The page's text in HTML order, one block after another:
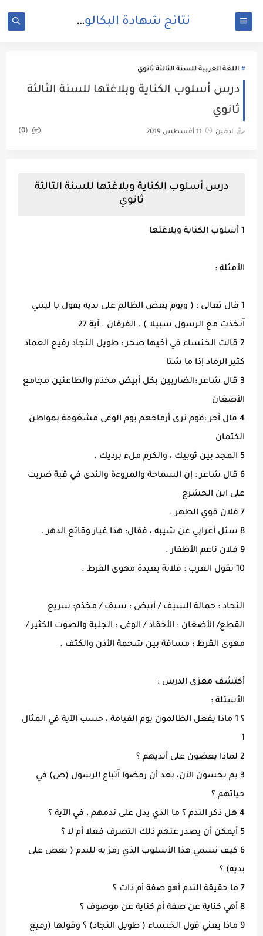
نتائج شهادة البكالوريا 2025 | bac.onec.dz
اللغة العربية للسنة الثالثة ثانوي
درس أسلوب الكناية وبلاغتها للسنة الثالثة
ثانوي
ادمين 11 أغسطس 2019 (0)
درس أسلوب الكناية وبلاغتها للسنة الثالثة
ثانوي
1 أسلوب الكناية وبلاغتها
الأمثلة :
1 قال تعالى : ( ويوم يعض الظالم على يديه يقول يا ليتني
اّتخذت مع الرسول سبيلا ) . الفرقان . آية 27
2 قالت الخنساء في أخيها صخر : طويل النجاد رفيع العماد
كثير الرماد إذا ما شتا
3 قال شاعر :الضاربين بكل أبيض مخذم والطاعنين مجامع
الأضغان
4 قال آخر :قوم ترى أرماحهم يوم الوغى مشغوفة بمواطن
الكتمان
5 المجد بين ثوبيك ، والكرم ملء برديك .
6 قال شاعر : إن السماحة والمروءة والندى في قبة ضربت
على ابن الحشرج
7 فلان قوي الظهر .
8 سئل أعرابي عن شيبه ، فقال: هذا غبار وقائع الدهر .
9 فلان ناعم الأظفار .
10 تقول العرب : فلانة بعيدة مهوى القرط .
النجاد : حمالة السيف / أبيض : سيف / مخذم: سريع
القطع/ الأضغان : الأحقاد / الوغى : الجلبة والصوت الكثير /
مهوى القرط : مسافة بين شحمة الأذن والكتف .
أكتشف مغزى الدرس :
الأسئلة :
؟ 1 ماذا يفعل الظالمون يوم القيامة ، حسب الآية في المثال
1
2 لماذا يعضون على أيديهم ؟
3 بم يحسون الآن، بعد أن رفضوا اّتباع الرسول (ص) في
حياتهم ؟
4 هل ذكر الندم ؟ ما الذي يدل على ندمهم ، في الآية ؟
5 أيمكن أن يصدر عنهم ذلك التصرف فعلا أم لا ؟
6 كيف نسمي هذا الأسلوب الذي رمز به للندم ( يعض على
يديه) ؟
7 ما حقيقة الندم أهو صفة أم ذات ؟
8 أهي كناية عن صفة أم كناية عن موصوف ؟
9 ماذا يعني قول الخنساء ( طويل النجاد) ؟ وقولها (رفيع